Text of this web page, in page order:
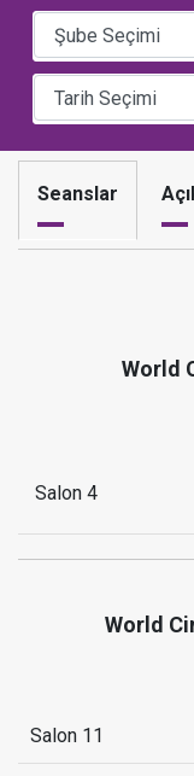
Seanslar
World
Salon 4
World
Salon 11